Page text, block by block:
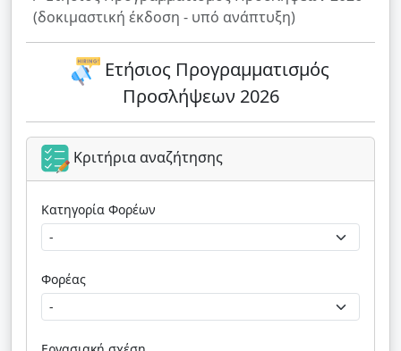
(δοκιμαστική έκδοση - υπό ανάπτυξη)
Ετήσιος Προγραμματισμός
Προσλήψεων 2026
Κριτήρια αναζήτησης
Κατηγορία Φορέων
Φορέας